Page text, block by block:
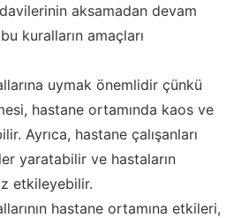
aksamadan devam
kuralların amaçları
uymak önemlidir çünkü
hastane ortamında kaos ve
Ayrıca, hastane çalışanları
yaratabilir ve hastaların
etkileyebilir.
hastane ortamına etkileri,